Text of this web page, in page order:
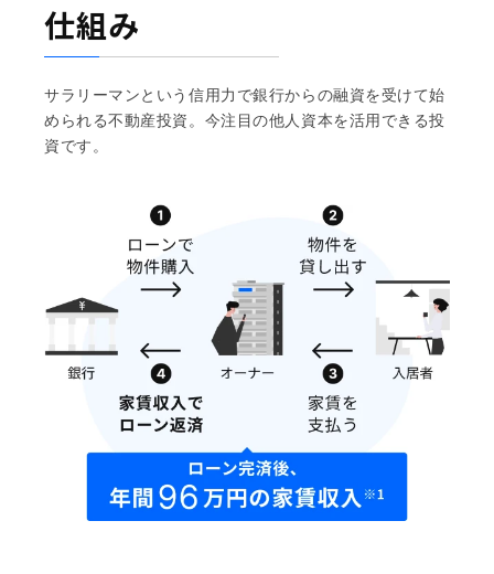
仕組み
サラリーマンという信用力で銀行からの融資を受けて始
められる不動産投資。今注目の他人資本を活用できる投
資です。